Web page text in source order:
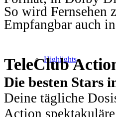
Highlights
So wird Fernsehen
Empfangbar auch
TeleClub
Die besten Stars
Deine tägliche
Action